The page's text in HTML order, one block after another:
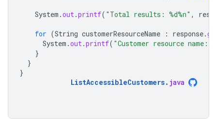
System .out.printf( "Total results: %d%n" ,
for (String customerResourceName : response.
System .out.printf( "Customer resource name:
}
}
}
ListAccessibleCustomers. java